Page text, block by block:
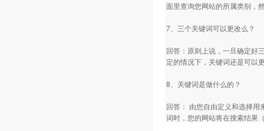
面里查询您网站的所属类别，
7、三个关键词可以更改么？
回答：原则上说，一旦确定好
定的情况下，关键词还是可以
8、关键词是做什么的？
回答： 由您自由定义和选择用
词时，您的网站将在搜索结果